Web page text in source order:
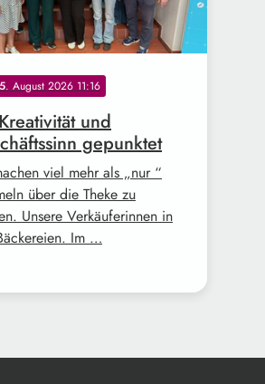
. August 2026 11:16
und
gepunktet
viel mehr als „nur “
über die Theke zu
Unsere Verkäuferinnen in
Im …